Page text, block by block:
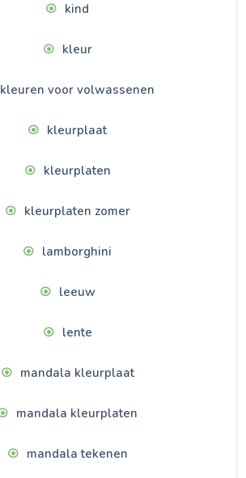
kind
kleur
kleuren voor volwassenen
kleurplaat
kleurplaten
kleurplaten zomer
lamborghini
leeuw
lente
mandala kleurplaat
mandala kleurplaten
mandala tekenen